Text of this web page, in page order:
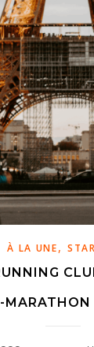
À LA UNE,
MARATHON